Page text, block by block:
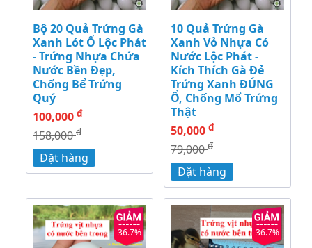
Bộ 20 Quả Trứng Gà
Xanh Lót Ổ Lộc Phát
- Trứng Nhựa Chứa
Nước Bền Đẹp,
Chống Bể Trứng
Quý
100,000 đ
158,000đ
Đặt hàng
10 Quả Trứng Gà
Xanh Vỏ Nhựa Có
Nước Lộc Phát -
Kích Thích Gà Đẻ
Trứng Xanh ĐÚNG
Ổ, Chống Mổ Trứng
Thật
50,000 đ
79,000đ
Đặt hàng
36.7% 36.7%